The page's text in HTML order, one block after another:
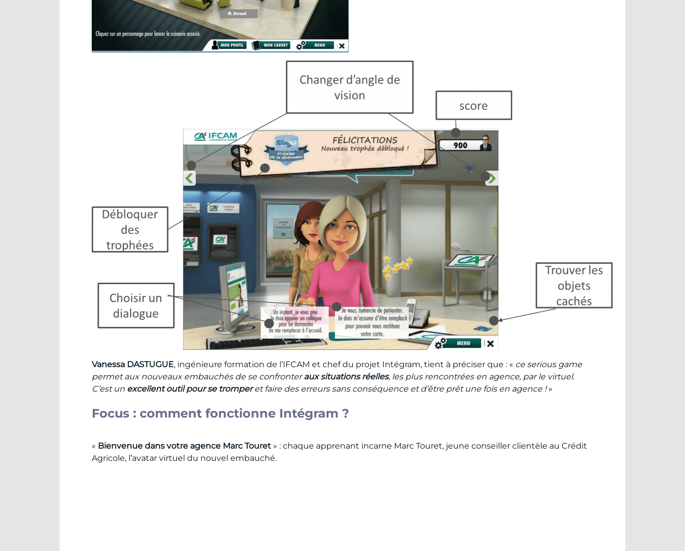
Vanessa DASTUGUE, ingénieure formation de l’IFCAM et chef du projet Intégram, tient à préciser que : « ce serious game
permet aux nouveaux embauchés de se confronteraux situations réelles, les plus rencontrées en agence, par le virtuel.
C’est un excellent outil pour se tromperet faire des erreurs sans conséquence et d’être prêt une fois en agence !»
Focus : comment fonctionne Intégram ?
« Bienvenue dans votre agence Marc Touret » : chaque apprenant incarne Marc Touret, jeune conseiller clientèle au Crédit
Agricole, l’avatar virtuel du nouvel embauché.